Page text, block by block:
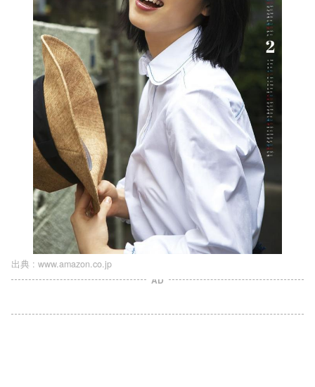
出典 : www.amazon.co.jp
AD